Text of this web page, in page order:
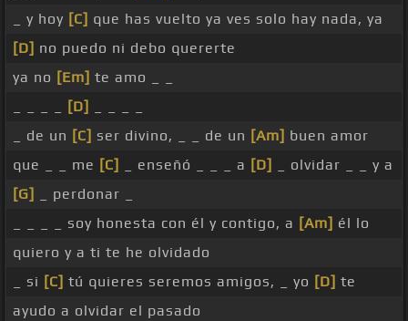
_ y hoy [C] que has vuelto ya ves solo hay nada, ya
[D] no puedo ni debo quererte
ya no [Em] te amo _ _
[D]
_ de un [C] ser divino, _ _ de un [Am] buen amor
que _ _ me [C] _ enseñó _ _ _ a [D]
_ olvidar _ _ y a
[G]
_ perdonar _
_ _ _ _ soy honesta con él y contigo, a [Am] él lo
quiero y a ti te he olvidado
_ si [C] tú quieres seremos amigos, _ yo [D] te
ayudo a olvidar el pasado